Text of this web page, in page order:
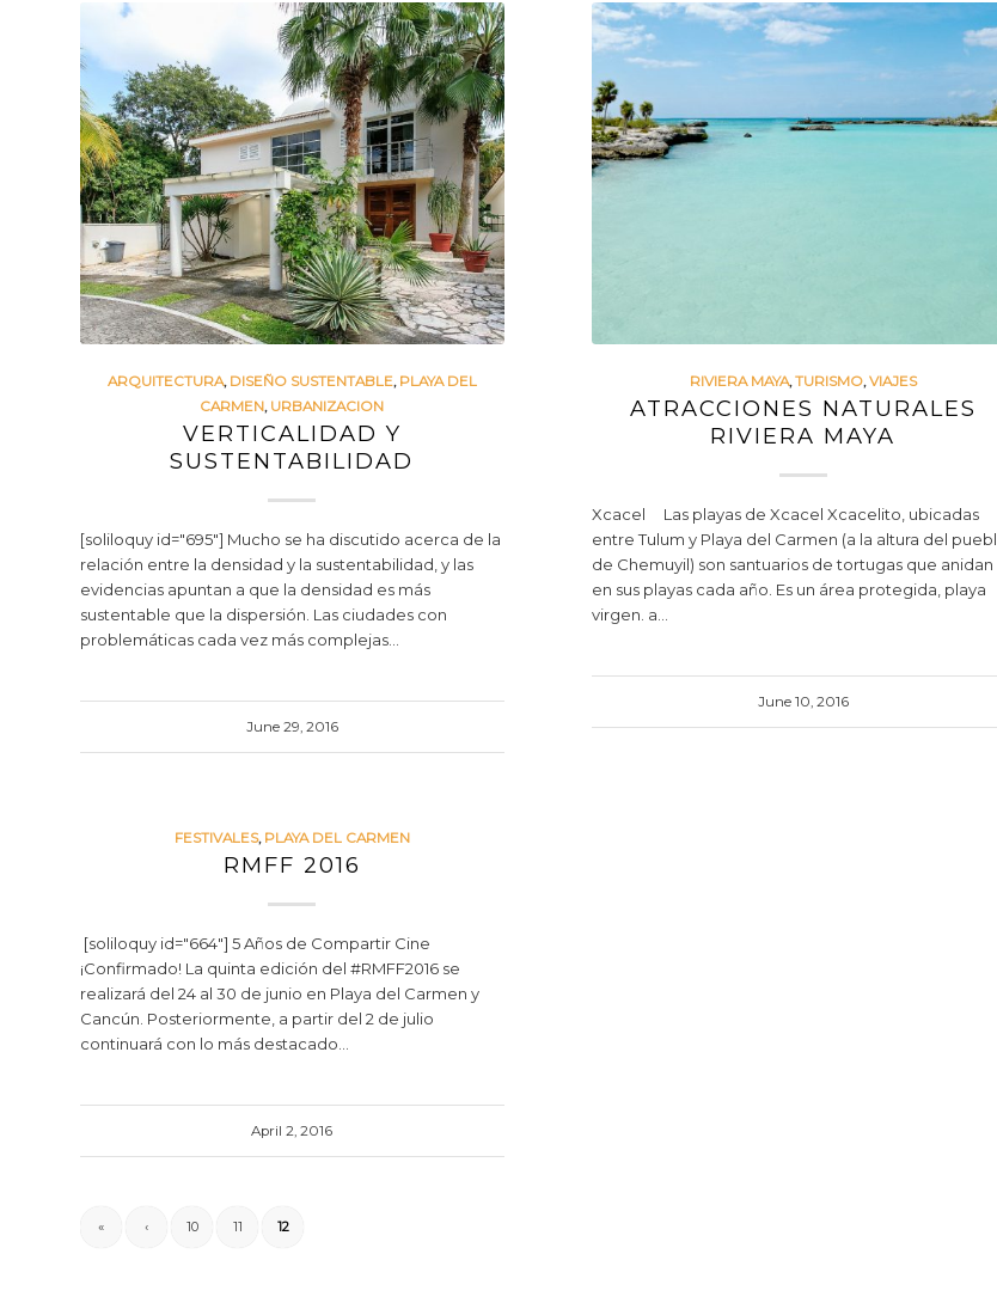
ARQUITECTURA, DISEÑO SUSTENTABLE, PLAYA DEL
CARMEN, URBANIZACION
VERTICALIDAD Y
SUSTENTABILIDAD
[soliloquy id="695"] Mucho se ha discutido acerca de la
relación entre la densidad y la sustentabilidad, y las
evidencias apuntan a que la densidad es más
sustentable que la dispersión. Las ciudades con
problemáticas cada vez más complejas…
June 29, 2016
RIVIERA MAYA,TURISMO,VIAJES
ATRACCIONES NATURALES
RIVIERA MAYA
Xcacel Las playas de Xcacel Xcacelito, ubicadas
entre Tulum y Playa del Carmen (a la altura del
de Chemuyil) son santuarios de tortugas que anidan
en sus playas cada año. Es un área protegida, playa
virgen. a…
June 10, 2016
FESTIVALES, PLAYA DEL CARMEN
RMFF 2016
[soliloquy id="664"] 5 Años de Compartir Cine
¡Confirmado! La quinta edición del ‪#‎RMFF2016‬ se
realizará del 24 al 30 de junio en Playa del Carmen y
Cancún. Posteriormente, a partir del 2 de julio
continuará con lo más destacado…
April 2, 2016
« ‹ 10 11 12